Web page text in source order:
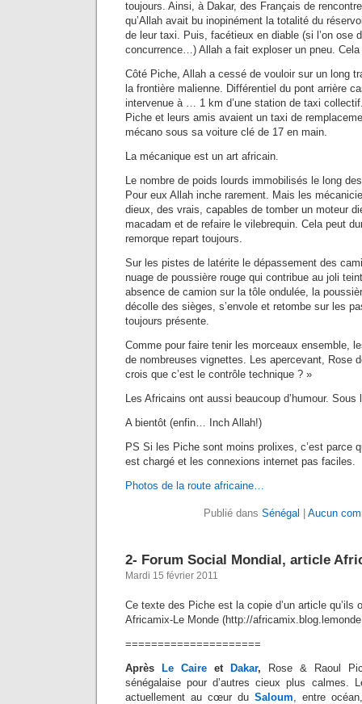
toujours. Ainsi, à Dakar, des Français de
qu’Allah avait bu inopinément la totalité du
de leur taxi. Puis, facétieux en diable (si l’on ose
concurrence…) Allah a fait exploser un pneu.
Côté Piche, Allah a cessé de vouloir sur un long
la frontière malienne. Différentiel du pont arrière
intervenue à … 1 km d’une station de taxi
Piche et leurs amis avaient un taxi de
mécano sous sa voiture clé de 17 en main.
La mécanique est un art africain.
Le nombre de poids lourds immobilisés le long
Pour eux Allah inche rarement. Mais les
dieux, des vrais, capables de tomber un moteur
macadam et de refaire le vilebrequin. Cela peut
remorque repart toujours.
Sur les pistes de latérite le dépassement des
nuage de poussière rouge qui contribue au joli
absence de camion sur la tôle ondulée, la
décolle des sièges, s’envole et retombe sur les
toujours présente.
Comme pour faire tenir les morceaux ensemble,
de nombreuses vignettes. Les apercevant, Rose
crois que c’est le contrôle technique ? »
Les Africains ont aussi beaucoup d’humour.
A bientôt (enfin… Inch Allah!)
PS Si les Piche sont moins prolixes, c’est parce
est chargé et les connexions internet pas faciles.
Photos de la route africaine…
Publié dans Sénégal Aucun
2- Forum Social Mondial, article
Mardi 15 février 2011
Ce texte des Piche est la copie d’un article qu’ils
Africamix-Le Monde (http://
=====================
Après Le Caire et Dakar, Rose & Raoul
sénégalaise pour d’autres cieux plus calmes.
actuellement au cœur du Saloum , entre